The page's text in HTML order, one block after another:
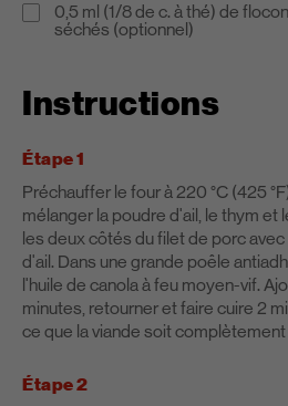
0,5 ml (1/8 de c. à thé) de
séchés (optionnel)
Instructions
Étape 1
Préchauffer le four à 220 °C (425
mélanger la poudre d'ail, le thym et
les deux côtés du filet de porc
d'ail. Dans une grande poêle
l'huile de canola à feu moyen-vif.
minutes, retourner et faire cuire 2
ce que la viande soit
Étape 2